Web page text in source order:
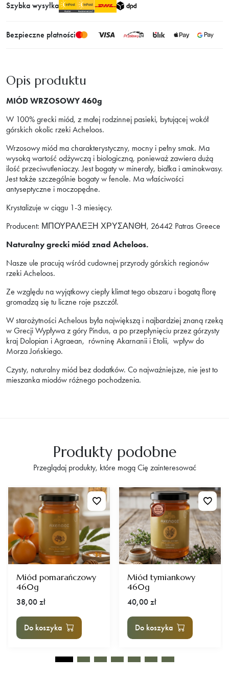
Szybka wysyłka
Bezpieczne płatności
Opis produktu
MIÓD WRZOSOWY 460g
W 100% grecki miód, z małej rodzinnej pasieki, bytującej wokół
górskich okolic rzeki Acheloos.
Wrzosowy miód ma charakterystyczny, mocny i pełny smak. Ma
wysoką wartość odżywczą i biologiczną, ponieważ zawiera dużą
ilość przeciwutleniaczy. Jest bogaty w minerały, białka i aminokwasy.
Jest także szczególnie bogaty w fenole. Ma właściwości
antyseptyczne i moczopędne.
Krystalizuje w ciągu 1-3 miesięcy.
Producent: ΜΠΟΥΡΑΛΕΞΗ ΧΡΥΣΑΝΘΗ, 26442 Patras Greece
Naturalny grecki miód znad Acheloos.
Nasze ule pracują wśród cudownej przyrody górskich regionów
rzeki Acheloos.
Ze względu na wyjątkowy ciepły klimat tego obszaru i bogatą florę
gromadzą się tu liczne roje pszczół.
W starożytności Achelous była największą i najbardziej znaną rzeką
w Grecji Wypływa z góry Pindus, a po przepłynięciu przez górzysty
kraj Dolopian i Agraean, równinę Akarnanii i Etolii, wpływ do
Morza Jońskiego.
Czysty, naturalny miód bez dodatków. Co najważniejsze, nie jest to
mieszanka miodów różnego pochodzenia.
Produkty podobne
Przeglądaj produkty, które mogą Cię zainteresować
Miód pomarańczowy
460g
38,00 zł
Do koszyka
Miód tymiankowy
460g
40,00 zł
Do koszyka